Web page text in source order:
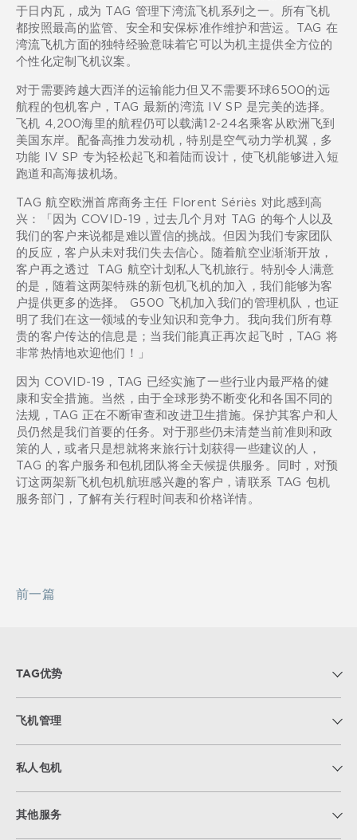
于日内瓦，成为 TAG 管理下湾流飞机系列之一。所有飞机
都按照最高的监管、安全和安保标准作维护和营运。TAG 在
湾流飞机方面的独特经验意味着它可以为机主提供全方位的
个性化定制飞机议案。
对于需要跨越大西洋的运输能力但又不需要环球6500的远
航程的包机客户，TAG 最新的湾流 IV SP 是完美的选择。
飞机 4,200海里的航程仍可以载满12-24名乘客从欧洲飞到
美国东岸。配备高推力发动机，特别是空气动力学机翼，多
功能 IV SP 专为轻松起飞和着陆而设计，使飞机能够进入短
跑道和高海拔机场。
TAG 航空欧洲首席商务主任 Florent Sériès 对此感到高
兴：「因为 COVID-19，过去几个月对 TAG 的每个人以及
我们的客户来说都是难以置信的挑战。但因为我们专家团队
的反应，客户从未对我们失去信心。随着航空业渐渐开放，
客户再之透过 TAG 航空计划私人飞机旅行。特别令人满意
的是，随着这两架特殊的新包机飞机的加入，我们能够为客
户提供更多的选择。 G500 飞机加入我们的管理机队，也证
明了我们在这一领域的专业知识和竞争力。我向我们所有尊
贵的客户传达的信息是；当我们能真正再次起飞时，TAG 将
非常热情地欢迎他们！」
因为 COVID-19，TAG 已经实施了一些行业内最严格的健
康和安全措施。当然，由于全球形势不断变化和各国不同的
法规，TAG 正在不断审查和改进卫生措施。保护其客户和人
员仍然是我们首要的任务。对于那些仍未清楚当前准则和政
策的人，或者只是想就将来旅行计划获得一些建议的人，
TAG 的客户服务和包机团队将全天候提供服务。同时，对预
订这两架新飞机包机航班感兴趣的客户，请联系 TAG 包机
服务部门，了解有关行程时间表和价格详情。
前一篇
TAG优势
飞机管理
私人包机
其他服务